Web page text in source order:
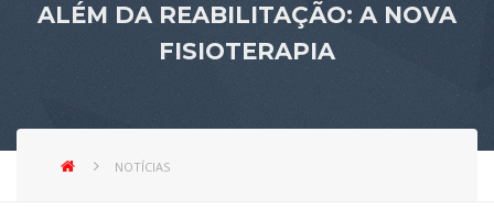
ALÉM DA REABILITAÇÃO: A NOVA
FISIOTERAPIA
NOTÍCIAS